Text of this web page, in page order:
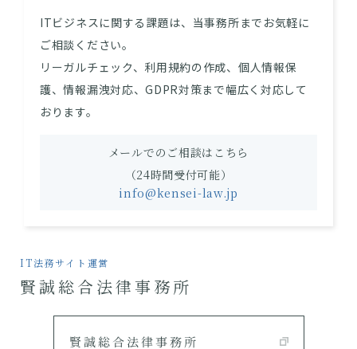
ITビジネスに関する課題は、当事務所までお気軽に
ご相談ください。
リーガルチェック、利用規約の作成、個人情報保
護、情報漏洩対応、GDPR対策まで幅広く対応して
おります。
メールでのご相談はこちら
（24時間受付可能）
info@kensei-law.jp
IT法務サイト運営
賢誠総合法律事務所